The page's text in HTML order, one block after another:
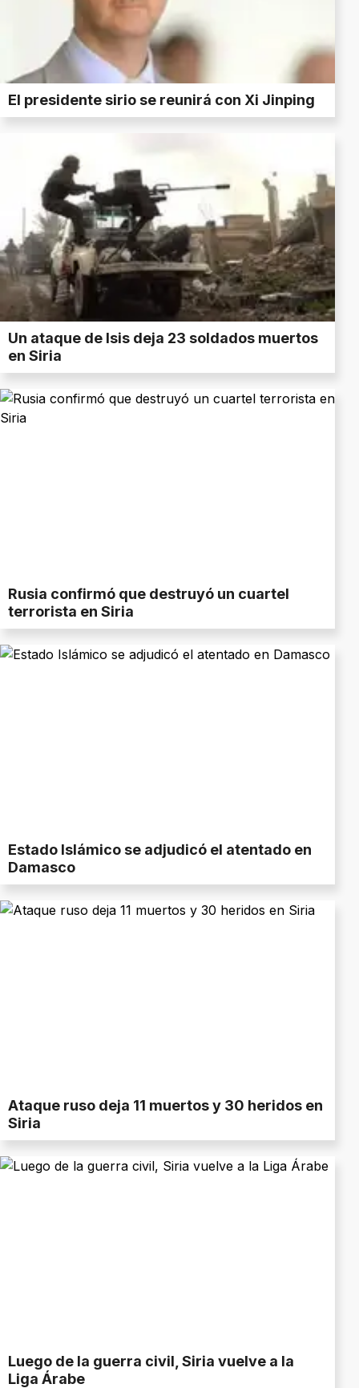
El presidente sirio se reunirá con Xi Jinping
Un ataque de Isis deja 23 soldados muertos
en Siria
Rusia confirmó que destruyó un cuartel
terrorista en Siria
Estado Islámico se adjudicó el atentado en
Damasco
Ataque ruso deja 11 muertos y 30 heridos en
Siria
Luego de la guerra civil, Siria vuelve a la
Liga Árabe